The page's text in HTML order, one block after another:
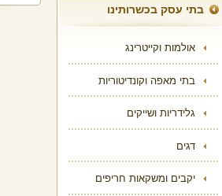
בתי עסק בכשרותינו
אולמות וקייטרינג
בתי מאפה וקונדיטוריות
גלידריות ושייקים
דגים
יקבים ומשקאות חריפים